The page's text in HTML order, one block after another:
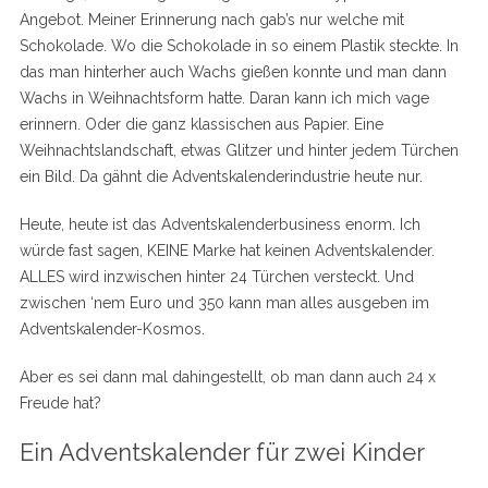
Angebot. Meiner Erinnerung nach gab’s nur welche mit
Schokolade. Wo die Schokolade in so einem Plastik steckte. In
das man hinterher auch Wachs gießen konnte und man dann
Wachs in Weihnachtsform hatte. Daran kann ich mich vage
erinnern. Oder die ganz klassischen aus Papier. Eine
Weihnachtslandschaft, etwas Glitzer und hinter jedem Türchen
ein Bild. Da gähnt die Adventskalenderindustrie heute nur.
Heute, heute ist das Adventskalenderbusiness enorm. Ich
würde fast sagen, KEINE Marke hat keinen Adventskalender.
ALLES wird inzwischen hinter 24 Türchen versteckt. Und
zwischen ‘nem Euro und 350 kann man alles ausgeben im
Adventskalender-Kosmos.
Aber es sei dann mal dahingestellt, ob man dann auch 24 x
Freude hat?
Ein Adventskalender für zwei Kinder